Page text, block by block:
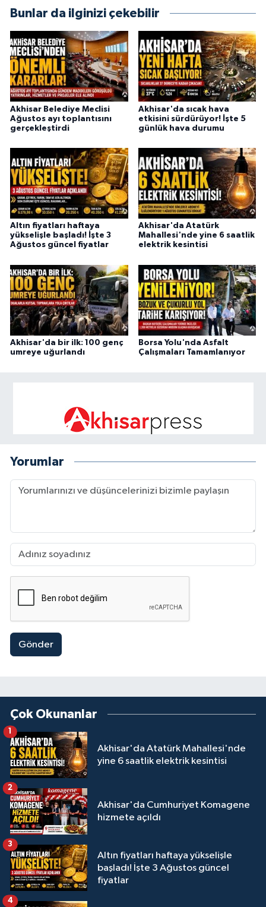
Bunlar da ilginizi çekebilir
Akhisar Belediye Meclisi
Ağustos ayı toplantısını
gerçekleştirdi
Akhisar'da sıcak hava
etkisini sürdürüyor! İşte 5
günlük hava durumu
Altın fiyatları haftaya
yükselişle başladı! İşte 3
Ağustos güncel fiyatlar
Akhisar'da Atatürk
Mahallesi'nde yine 6 saatlik
elektrik kesintisi
Akhisar'da bir ilk: 100 genç
umreye uğurlandı
Borsa Yolu'nda Asfalt
Çalışmaları Tamamlanıyor
Yorumlar
Gönder
Çok Okunanlar
Akhisar'da Atatürk Mahallesi'nde
yine 6 saatlik elektrik kesintisi
Akhisar'da Cumhuriyet Komagene
hizmete açıldı
2
Altın fiyatları haftaya yükselişle
başladı! İşte 3 Ağustos güncel
fiyatlar
3
4